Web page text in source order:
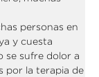
personas en
y cuesta
se sufre dolor a
por la terapia de